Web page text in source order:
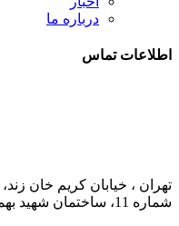
درباره ما
اطلاعات تماس
تهران ، خیابان کریم خان
شماره 11، ساختمان شهید بهمن محمودپور